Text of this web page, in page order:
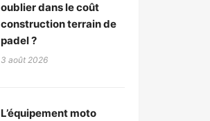
oublier dans le coût
construction terrain de
padel ?
3 août 2026
L’équipement moto